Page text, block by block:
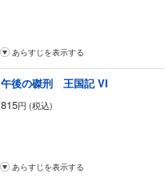
あらすじを表示する
午後の磔刑 王国記 VI
815円 (税込)
あらすじを表示する